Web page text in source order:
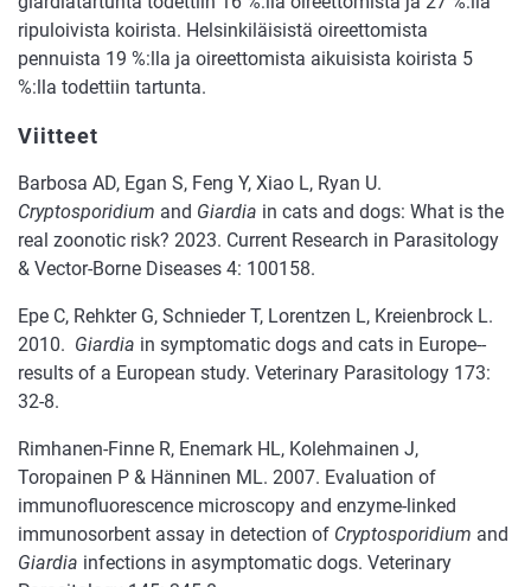
ripuloivista koirista. Helsinkiläisistä oireettomista
pennuista 19 %:lla ja oireettomista aikuisista koirista 5
%:lla todettiin tartunta.
Viitteet
Barbosa AD, Egan S, Feng Y, Xiao L, Ryan U.
Cryptosporidium and Giardia in cats and dogs: What is the
real zoonotic risk? 2023. Current Research in Parasitology
& Vector-Borne Diseases 4: 100158.
Epe C, Rehkter G, Schnieder T, Lorentzen L, Kreienbrock L.
2010. Giardia in symptomatic dogs and cats in Europe--
results of a European study. Veterinary Parasitology 173:
32-8.
Rimhanen-Finne R, Enemark HL, Kolehmainen J,
Toropainen P & Hänninen ML. 2007. Evaluation of
immunofluorescence microscopy and enzyme-linked
immunosorbent assay in detection of Cryptosporidium and
Giardia infections in asymptomatic dogs. Veterinary